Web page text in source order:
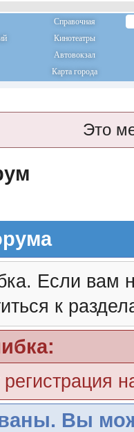
Справочная
Кинотеатры
Автовокзал
Карта города
Это
Если вам
к
Вы